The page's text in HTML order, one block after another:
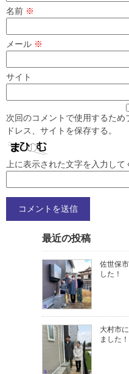
名前 ※
メール ※
サイト
次回のコメントで使用するた
ドレス、サイトを保存する。
上に表示された文字を入力して
最近の投稿
佐世保
した！
大村市
ました！